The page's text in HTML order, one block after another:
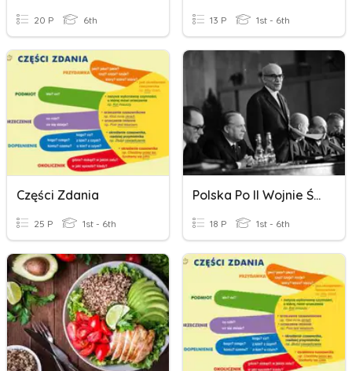
20 P 6th 13 P 1st - 6th
Części Zdania
25 P 1st - 6th
Polska Po II Wojnie Światowej
18 P 1st - 6th